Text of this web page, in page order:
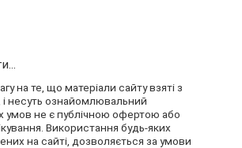
на те, що матеріали сайту взяті з
несуть ознайомлювальний
умов не є публічною офертою або
Використання будь-яких
на сайті, дозволяється за умови